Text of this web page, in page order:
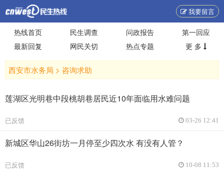
我要留言
热线首页 民生调查 问政报告
第一回应
最新回复
网民关切 热点专题 更 多
西安市水务局 > 咨询求助
莲湖区光明巷中段桃胡巷居民近10年面临用水难问题
已反馈 03-26 12:41
新城区华山26街坊一月停至少四次水 有没有人管？
已反馈 10-08 11:53